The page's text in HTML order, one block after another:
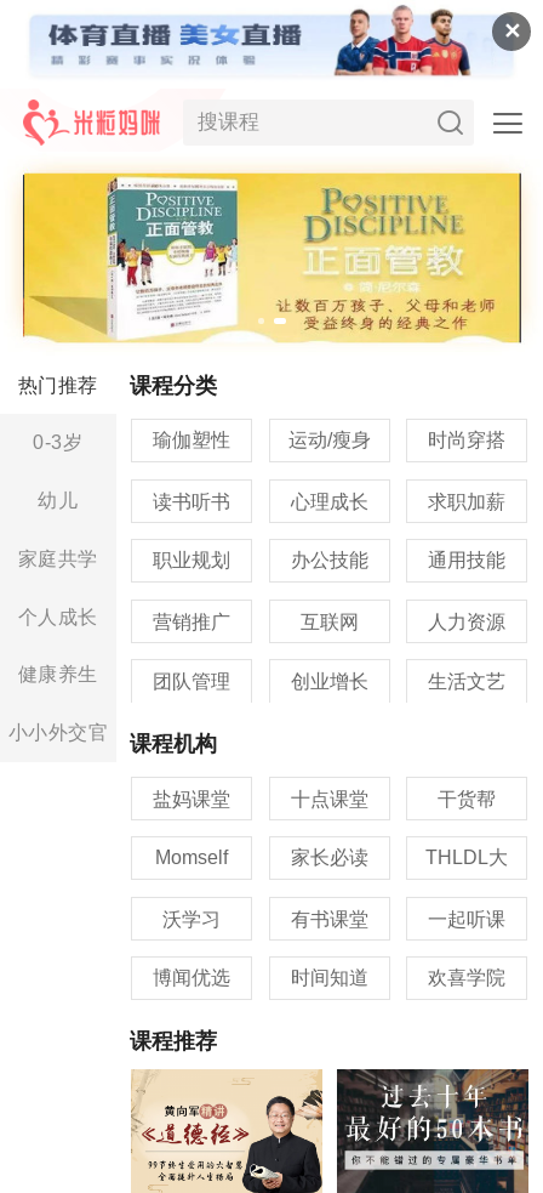
✕
热门推荐
0-3岁
幼儿
家庭共学
个人成长
健康养生
小小外交官
课程分类
瑜伽塑性 运动/瘦身 时尚穿搭
读书听书 心理成长 求职加薪
职业规划 办公技能 通用技能
营销推广 互联网 人力资源
团队管理 创业增长 生活文艺
课程机构
盐妈课堂 十点课堂 干货帮
Momself 家长必读 THLDL大
沃学习 有书课堂 一起听课
博闻优选 时间知道 欢喜学院
课程推荐